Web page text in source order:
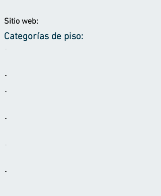
Sitio web:
Categorías de piso:
-
-
-
-
-
-